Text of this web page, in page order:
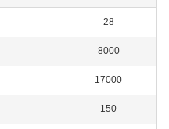
28
8000
17000
150